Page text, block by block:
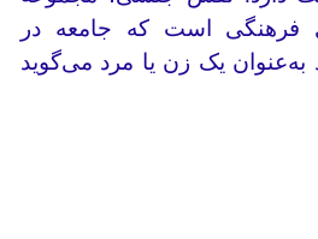
فرهنگی است که جامعه در
یک زن یا مرد می‌گوید